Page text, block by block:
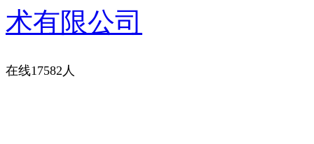
术有限公司
在线17582人